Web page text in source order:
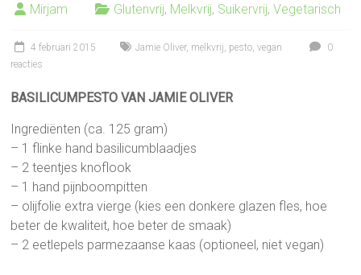
Mirjam Glutenvrij, Melkvrij, Suikervrij,Vegetarisch
4 februari 2015 Jamie Oliver, melkvrij pesto ,vegan
0
reacties
BASILICUMPESTO VAN JAMIE OLIVER
Ingrediënten (ca. 125 gram)
– 1 flinke hand basilicumblaadjes
– 2 teentjes knoflook
– 1 hand pijnboompitten
– olijfolie extra vierge (kies een donkere glazen fles, hoe
beter de kwaliteit, hoe beter de smaak)
– 2 eetlepels parmezaanse kaas (optioneel, niet vegan)